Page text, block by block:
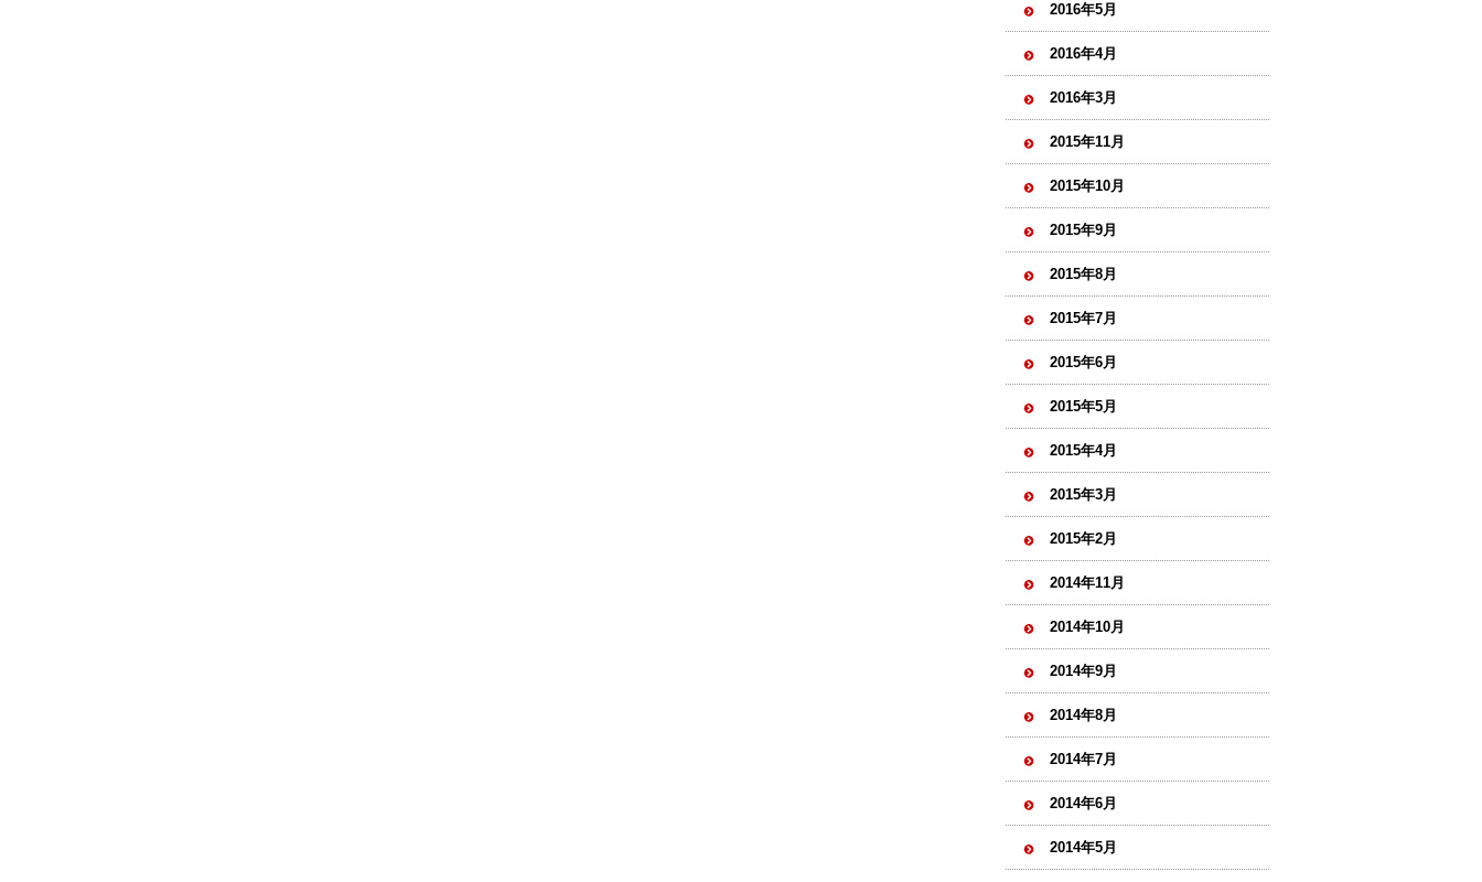
2016年5月
2016年4月
2016年3月
2015年11月
2015年10月
2015年9月
2015年8月
2015年7月
2015年6月
2015年5月
2015年4月
2015年3月
2015年2月
2014年11月
2014年10月
2014年9月
2014年8月
2014年7月
2014年6月
2014年5月